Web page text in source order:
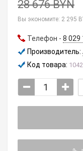
28 676 BYN
Вы экономите: 2 295
Телефон - 8 029
Производитель:
Код товара: